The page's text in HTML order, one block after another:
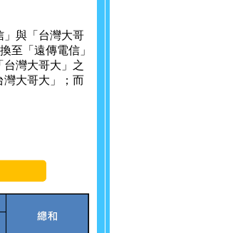
」與「台灣大哥
至「遠傳電信」
灣大哥大」之
灣大哥大」；而